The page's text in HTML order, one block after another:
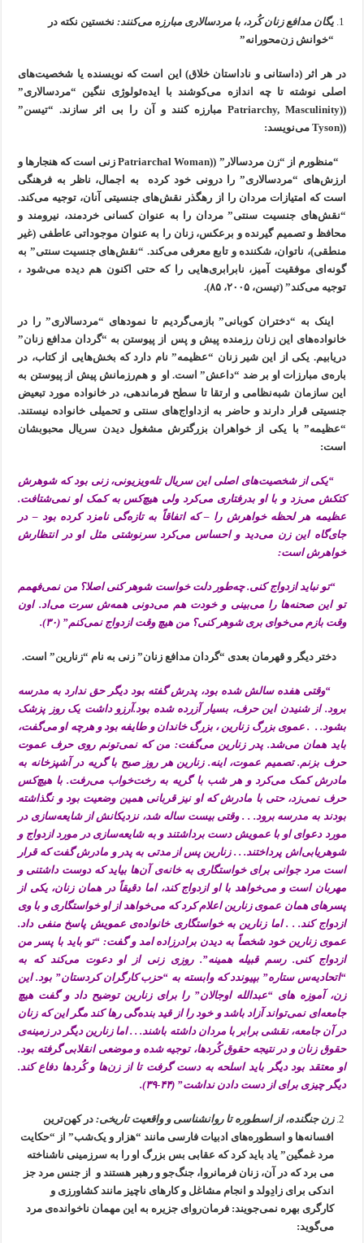
یگان‌ مدافع زنان کُرد، با مردسالاری مبارزه می‌کنند: نخستین نکته در
“خوانش زن‌محورانه”
در هر اثر (داستانی و ناداستان خلاق) این است که نویسنده یا شخصیت‌های
اصلی نوشته تا چه اندازه می‌کوشند با ایده‌ئولوژی ننگین “مرد‌سالاری”
((Patriarchy, Masculinity مبارزه کنند و آن را بی اثر سازند. “تیسن”
((Tyson می‌نویسد:
“منظورم از “زن مردسالار” ((Patriarchal Woman زنی است که هنجارها و
ارزش‌های “مردسالاری” را درونی خود کرده به اجمال، ناظر به فرهنگی
است که امتیازات مردان را از رهگذر نقش‌های جنسیتی آنان، توجیه می‌کند.
“نقش‌های جنسیت سنتی” مردان را به عنوان کسانی خردمند، نیرومند و
محافظ و تصمیم گیرنده و برعکس، زنان را به عنوان موجوداتی عاطفی (غیر
منطقی)، ناتوان، شکننده و تابع‌ معرفی می‌کند. “نقش‌های جنسیت سنتی” به
گونه‌ای موفقیت آمیز، نابرابری‌هایی را که حتی اکنون هم دیده می‌شود ،
توجیه می‌کند” (تیسن، ۲۰۰۵، ۸۵).
اینک به “دختران کوبانی” بازمی‌گردیم تا نمودهای “مردسالاری” را در
خانواده‌های این زنان رزمنده پیش و پس از پیوستن به “گردان‌ مدافع زنان”
دریابیم. یکی از این شیر زنان “عظیمه” نام دارد که بخش‌هایی از کتاب، در
باره‌ی مبارزات او بر ضد “داعش” است. او و هم‌رزمانش پیش از پیوستن به
این سازمان شبه‌نظامی و ارتقا تا سطح فرماندهی، در خانواده مورد تبعیض
جنسیتی قرار دارند و حاضر به ازداواج‌های سنتی و تحمیلی خانواده نیستند.
“عظیمه” با یکی از خواهران بزرگترش مشغول دیدن سریال محبوبشان
است:
“یکی از شخصیت‌های اصلی این سریال تله‌ویزیونی، زنی بود که شوهرش
کتکش می‌زد و با او بدرفتاری می‌کرد ولی هیچ‌کس به کمک او نمی‌شتافت.
عظیمه هر لحظه خواهرش را – که اتفاقاً به تازه‌گی نامزد کرده بود – در
جای‌گاه این زن می‌دید و احساس می‌کرد سرنوشتی مثل او در انتظارش
خواهرش است:
“تو نباید ازدواج کنی. چه‌طور دلت خواست شوهر کنی اصلا؟ من نمی‌فهمم
تو این صحنه‌ها را می‌بینی و خودت هم می‌دونی همه‌ش سرت می‌اد. اون
وقت بازم می‌خوای بری شوهر کنی؟ من هیچ وقت ازدواج نمی‌کنم” (۳۰).
دختر دیگر و قهرمان بعدی “گردان مدافع زنان” زنی به نام “زنارین” است.
“وقتی هفده سالش شده بود، پدرش گفته بود دیگر حق ندارد به مدرسه
برود. از شنیدن این حرف، بسیار آزرده شده بود.آرزو داشت یک روز پزشک
بشود. . . عموی بزرگ زنارین ، بزرگ خاندان و طایفه بود و هرچه او می‌گفت،
باید همان می‌شد. پدر زنارین می‌گفت: من که نمی‌تونم روی حرف عموت
حرف بزنم. تصمیم عموت، اینه. زنارین هر روز صبح با گریه در آشپزخانه به
مادرش کمک می‌کرد و هر شب با گریه به رخت‌خواب می‌رفت. با هیچ‌کس
حرف نمی‌زد، حتی با مادرش که او نیز قربانی همین وضعیت بود و نگذاشته
بودند به مدرسه برود. . . وقتی بیست ساله شد، نزدیکانش از شایعه‌سازی در
مورد دعوای او با عمویش دست برداشتند و به شایعه‌سازی در مورد ازدواج و
شوهریابی‌اش پرداختند. . . زنارین پس از مدتی به پدر و مادرش گفت که قرار
است مرد جوانی برای خواستگاری به خانه‌ی آن‌ها بیاید که دوست داشتنی و
مهربان است و می‌خواهد با او ازدواج کند، اما دقیقاً در همان زنان، یکی از
پسرهای همان عموی زنارین اعلام کرد که می‌خواهد از او خواستگاری و با وی
ازدواج کند. . . اما زنارین به خواستگاری خانواده‌ی عمویش پاسخ منفی داد.
عموی زنارین خود شخصاً به دیدن برادرزاده امد و گفت: “تو باید با پسر من
ازدواج کنی. رسم قبیله همینه”. روزی زنی از او دعوت می‌کند که به
“اتحادیه‌س ستاره” بپیوندد که وابسته به “حزب کارگران کردستان” بود. این
زن، آموزه های “عبد‌الله اوجالان” را برای زنارین توضیح داد و گفت هیچ
جامعه‌ای نمی‌تواند آزاد باشد و خود را از قید بنده‌گی رها کند مگر این که زنان
در آن جامعه، نقشی برابر با مردان داشته باشند. . . اما زنارین دیگر در زمینه‌ی
حقوق زنان و در نتیجه حقوق کُردها، توجیه شده و موضعی انقلابی گرفته بود.
او معتقد بود دیگر باید اسلحه به دست گرفت تا از زن‌ها و کُردها دفاع کند.
دیگر چیزی برای از دست دادن نداشت” (۴۴-۳۹).
زن جنگنده، از اسطوره تا روان‍شناسی و واقعیت تاریخی:در کهن‌ترین
افسانه‌ها و اسطوره‌های ادبیات فارسی مانند “هزار و یک‌شب” از “حکایت
مرد غمگین” یاد باید کرد که عقابی بس بزرگ او را به سرزمینی ناشناخته
می برد که در آن، زنان فرمانروا، جنگ‌جو و رهبر هستند و از جنس مرد جز
اندکی برای زادِولد و انجام مشاغل و کارهای ناچیز مانند کشاورزی و
کارگری بهره نمی‌جویند: فرمان‌روای جزیره به این مهمان ناخوانده‌ی مرد
می‌گوید: